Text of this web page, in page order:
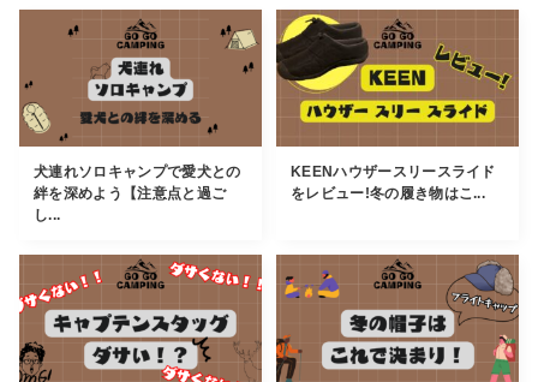
犬連れソロキャンプで愛犬との
絆を深めよう【注意点と過ご
し...
KEENハウザースリースライド
をレビュー!冬の履き物はこ...